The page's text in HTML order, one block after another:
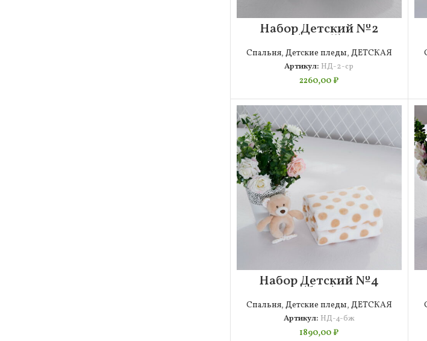
Набор Детский №2
(серый)
Спальня, Детские пледы, ДЕТСКАЯ
Артикул: НД-2-ср
2260,00₽
Набор Детский №4
(беж)
Спальня, Детские пледы, ДЕТСКАЯ
Артикул: НД-4-бж
1890,00₽